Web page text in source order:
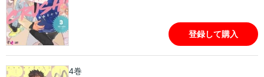
登録して購入
4巻